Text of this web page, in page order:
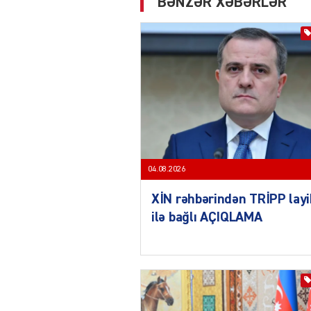
04.08.2026
XİN rəhbərindən TRİPP
ilə bağlı AÇIQLAMA